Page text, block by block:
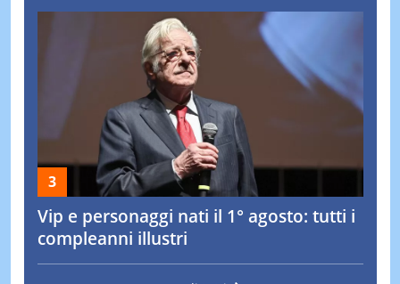
Vip e personaggi nati il 1° agosto: tutti i
compleanni illustri